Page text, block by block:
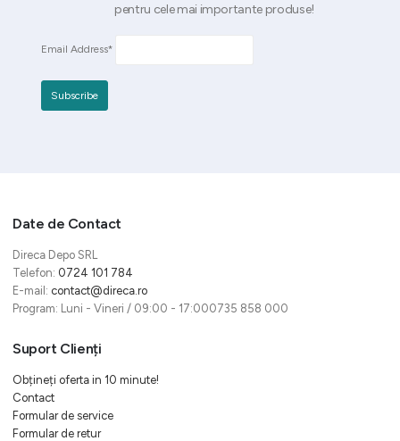
pentru cele mai importante produse!
Email Address*
Date de Contact
Direca Depo SRL
Telefon: 0724 101 784
E-mail: contact@direca.ro
Program: Luni - Vineri / 09:00 - 17:000735 858 000
Suport Clienți
Obțineți oferta in 10 minute!
Contact
Formular de service
Formular de retur